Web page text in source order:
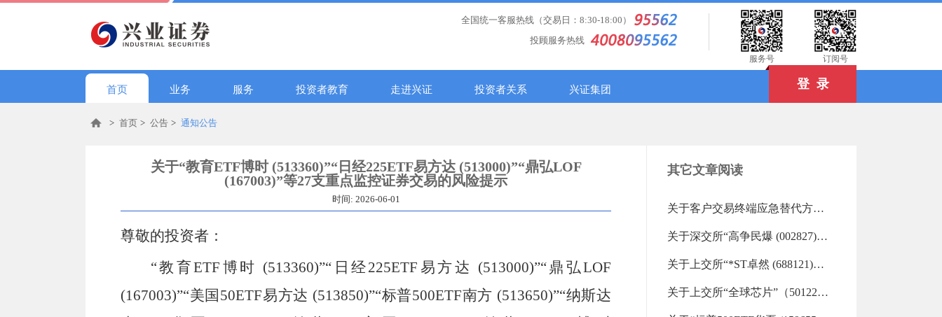
全国统一客服热线（交易日：8:30-18:00）
投顾服务热线
服务号 订阅号
首页 业务 服务 投资者教育 走进兴证 投资者关系 兴证集团 登 录
> 首页 > 公告 > 通知公告
关于“教育ETF博时 (513360)”“日经225ETF易方达 (513000)”“鼎弘LOF
(167003)”等27支重点监控证券交易的风险提示
时间: 2026-06-01
尊敬的投资者：
“教育ETF博时 (513360)”“日经225ETF易方达 (513000)”“鼎弘LOF
(167003)”“美国50ETF易方达 (513850)”“标普500ETF南方 (513650)”“纳斯达
其它文章阅读
关于客户交易终端应急替代方式的告知书（2019-06-18 13:27:45.0)
关于深交所“高争民爆 (002827)”“欣天科技 (300615)”重点监控证券交易的风险提示（2026-08-06 17:58:45.0)
关于上交所“*ST卓然 (688121)”等重点监控证券交易的风险提示（2026-08-06 16:34:11.0)
关于上交所“全球芯片”（501225）重点监控证券交易的风险提示（2026-08-06 16:33:01.0)